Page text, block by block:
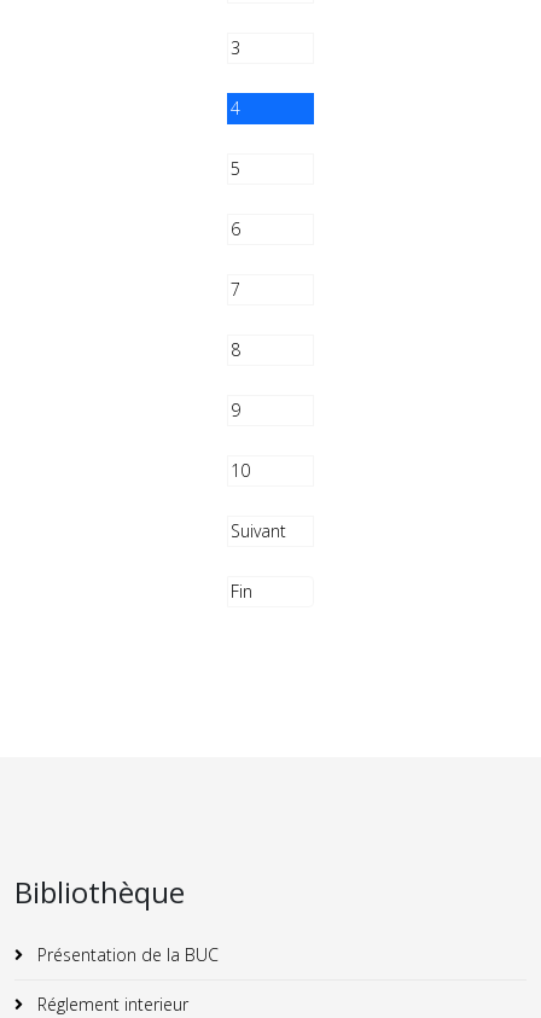
3
4
5
6
7
8
9
10
Suivant
Fin
Bibliothèque
Présentation de la BUC
Réglement interieur